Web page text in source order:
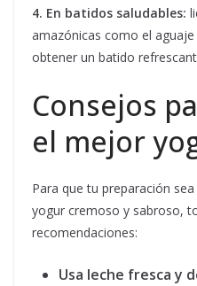
4. En batidos saludables:
amazónicas como el
obtener un batido
Consejos
el mejor
Para que tu preparación
yogur cremoso y sabroso,
recomendaciones:
Usa leche fresca y